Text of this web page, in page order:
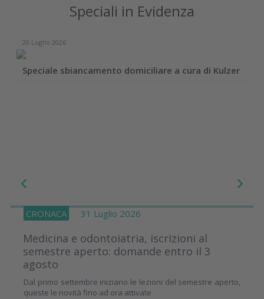
Speciali in Evidenza
20 Luglio 2026
Speciale sbiancamento domiciliare a cura di Kulzer
CRONACA 31 Luglio 2026
Medicina e odontoiatria, iscrizioni al
semestre aperto: domande entro il 3
agosto
Dal primo settembre iniziano le lezioni del semestre aperto,
queste le novità fino ad ora attivate